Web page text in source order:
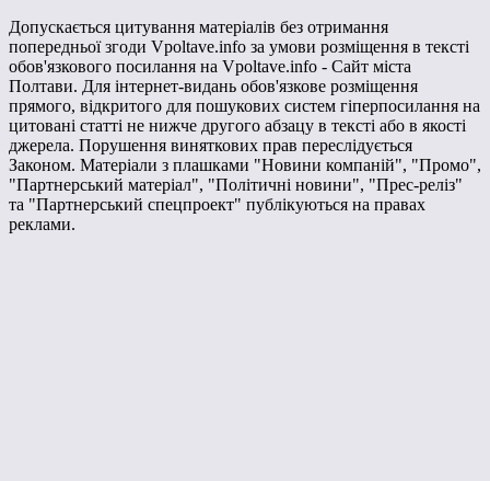
Допускається цитування матеріалів без отримання
попередньої згоди Vpoltave.info за умови розміщення в тексті
обов'язкового посилання на Vpoltave.info - Сайт міста
Полтави. Для інтернет-видань обов'язкове розміщення
прямого, відкритого для пошукових систем гіперпосилання на
цитовані статті не нижче другого абзацу в тексті або в якості
джерела. Порушення виняткових прав переслідується
Законом. Матеріали з плашками "Новини компаній", "Промо",
"Партнерський матеріал", "Політичні новини", "Прес-реліз"
та "Партнерський спецпроект" публікуються на правах
реклами.